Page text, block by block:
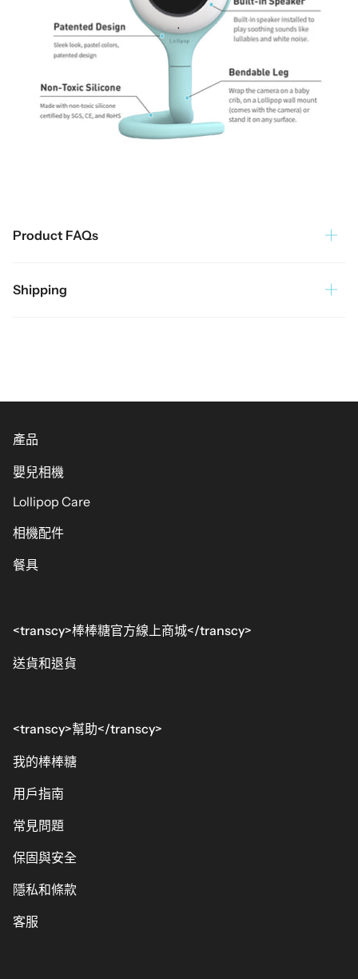
Product FAQs
Shipping
產品
嬰兒相機
Lollipop Care
相機配件
餐具
<transcy>棒棒糖官方線上商城</transcy>
送貨和退貨
<transcy>幫助</transcy>
我的棒棒糖
用戶指南
常見問題
保固與安全
隱私和條款
客服